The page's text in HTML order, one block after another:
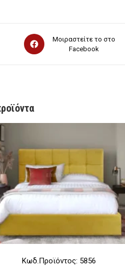
Opens
in
Μοιραστείτε το στο
Facebook
Κωδ.Προϊόντος: 5856